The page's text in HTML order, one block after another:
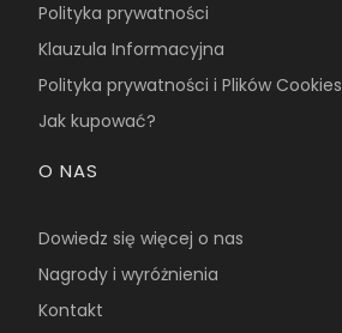
Polityka prywatności
Klauzula Informacyjna
Polityka prywatności i Plików Cookies
Jak kupować?
O NAS
Dowiedz się więcej o nas
Nagrody i wyróżnienia
Kontakt